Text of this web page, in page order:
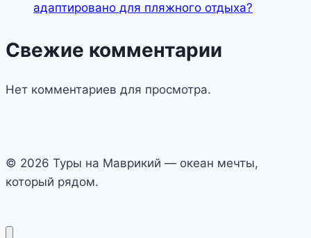
адаптировано для пляжного отдыха?
Свежие комментарии
Нет комментариев для просмотра.
© 2026 Туры на Маврикий — океан мечты,
который рядом.